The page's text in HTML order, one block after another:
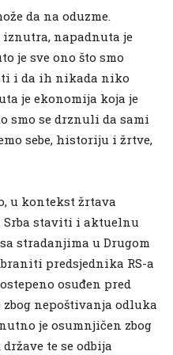
da na oduzme.
napadnuta je
je sve ono što smo
i da ih nikada niko
je ekonomija koja je
smo se drznuli da sami
sebe, historiju i žrtve,
u kontekst žrtava
Srba staviti i aktuelnu
stradanjima u Drugom
predsjednika RS-a
osuđen pred
zbog nepoštivanja odluka
je osumnjičen zbog
te se odbija